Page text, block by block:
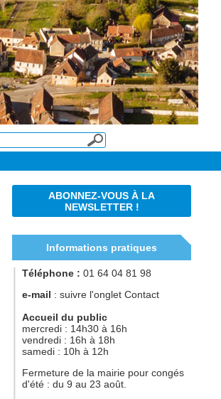
ABONNEZ-VOUS À LA
NEWSLETTER !
Informations pratiques
Téléphone : 01 64 04 81 98
e-mail : suivre l'onglet Contact
Accueil du public
mercredi : 14h30 à 16h
vendredi : 16h à 18h
samedi : 10h à 12h
Fermeture de la mairie pour congés
d'été : du 9 au 23 août.